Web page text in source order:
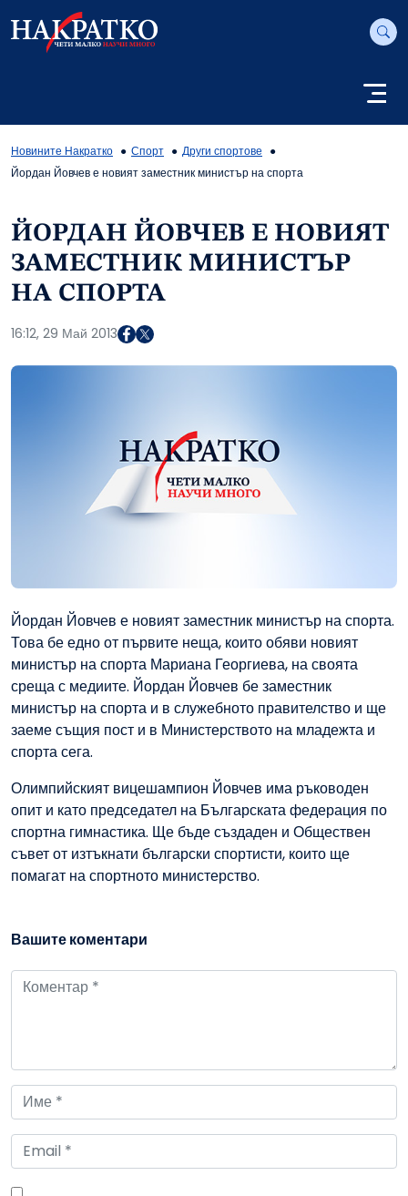
Новините Накратко Спорт
Други спортове
Йордан Йовчев е новият заместник министър на спорта
ЙОРДАН ЙОВЧЕВ Е НОВИЯТ
ЗАМЕСТНИК МИНИСТЪР
НА СПОРТА
16:12, 29 Май 2013
Йордан Йовчев е новият заместник министър на спорта.
Това бе едно от първите неща, които обяви новият
министър на спорта Мариана Георгиева, на своята
среща с медиите. Йордан Йовчев бе заместник
министър на спорта и в служебното правителство и ще
заеме същия пост и в Министерството на младежта и
спорта сега.
Олимпийският вицешампион Йовчев има ръководен
опит и като председател на Българската федерация по
спортна гимнастика. Ще бъде създаден и Обществен
съвет от изтъкнати български спортисти, които ще
помагат на спортното министерство.
Вашите коментари